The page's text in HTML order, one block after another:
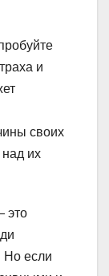
и
своих
их
это
Но если